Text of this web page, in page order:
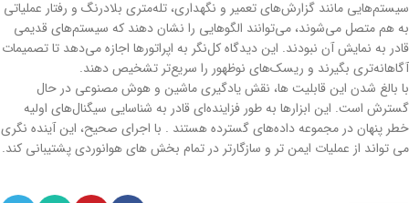
سیستم‌هایی مانند گزارش‌های تعمیر و نگهداری، تله‌متری بلادرنگ و رفتار عملیاتی
به هم متصل می‌شوند، می‌توانند الگوهایی را نشان دهند که سیستم‌های قدیمی
قادر به نمایش آن نبودند. این دیدگاه کل‌نگر به اپراتورها اجازه می‌دهد تا تصمیمات
آگاهانه‌تری بگیرند و ریسک‌های نوظهور را سریع‌تر تشخیص دهند.
با بالغ شدن این قابلیت ها، نقش یادگیری ماشین و هوش مصنوعی در حال
گسترش است. این ابزارها به طور فزاینده‌ای قادر به شناسایی سیگنال‌های اولیه
خطر پنهان در مجموعه داده‌های گسترده هستند . با اجرای صحیح، این آینده نگری
می تواند از عملیات ایمن تر و سازگارتر در تمام بخش های هوانوردی پشتیبانی کند.